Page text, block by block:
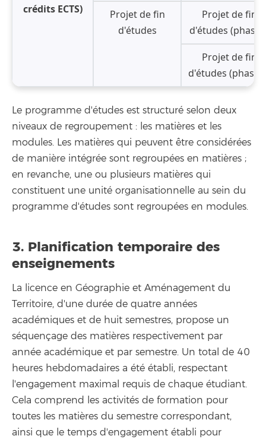
crédits ECTS)
Projet de fin
d'études
Projet de fin
d'études (phase
Projet de fin
d'études (phase
Le programme d'études est structuré selon deux
niveaux de regroupement : les matières et les
modules. Les matières qui peuvent être considérées
de manière intégrée sont regroupées en matières ;
en revanche, une ou plusieurs matières qui
constituent une unité organisationnelle au sein du
programme d'études sont regroupées en modules.
3. Planification temporaire des
enseignements
La licence en Géographie et Aménagement du
Territoire, d'une durée de quatre années
académiques et de huit semestres, propose un
séquençage des matières respectivement par
année académique et par semestre. Un total de 40
heures hebdomadaires a été établi, respectant
l'engagement maximal requis de chaque étudiant.
Cela comprend les activités de formation pour
toutes les matières du semestre correspondant,
ainsi que le temps d'engagement établi pour